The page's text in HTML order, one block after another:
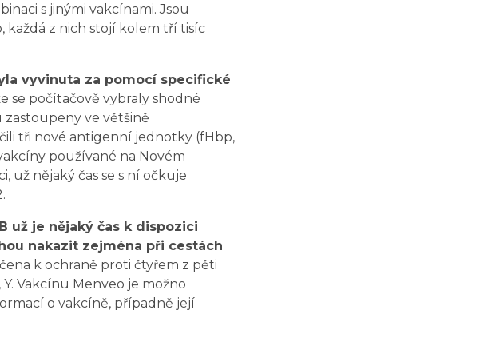
s jinými vakcínami. Jsou
každá z nich stojí kolem tří tisíc
vyvinuta za pomocí specifické
se počítačově vybraly shodné
ve většině
tři nové antigenní jednotky (fHbp,
používané na Novém
už nějaký čas se s ní očkuje
už je nějaký čas k dispozici
nakazit zejména při cestách
k ochraně proti čtyřem z pěti
Vakcínu Menveo je možno
o vakcíně, případně její